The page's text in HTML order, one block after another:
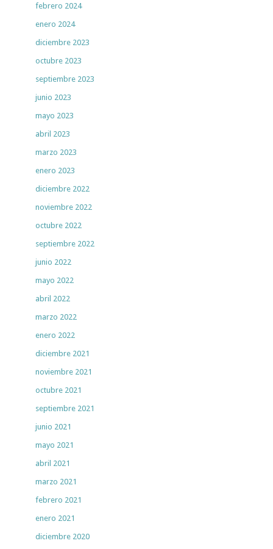
febrero 2024
enero 2024
diciembre 2023
octubre 2023
septiembre 2023
junio 2023
mayo 2023
abril 2023
marzo 2023
enero 2023
diciembre 2022
noviembre 2022
octubre 2022
septiembre 2022
junio 2022
mayo 2022
abril 2022
marzo 2022
enero 2022
diciembre 2021
noviembre 2021
octubre 2021
septiembre 2021
junio 2021
mayo 2021
abril 2021
marzo 2021
febrero 2021
enero 2021
diciembre 2020